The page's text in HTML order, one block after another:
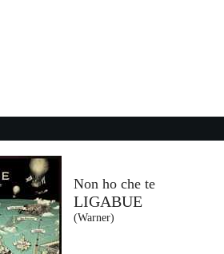
(SME)
(feat. Maxine...
GAUDINO
Music (UMG)
Non ho che te
LIGABUE
(Warner)